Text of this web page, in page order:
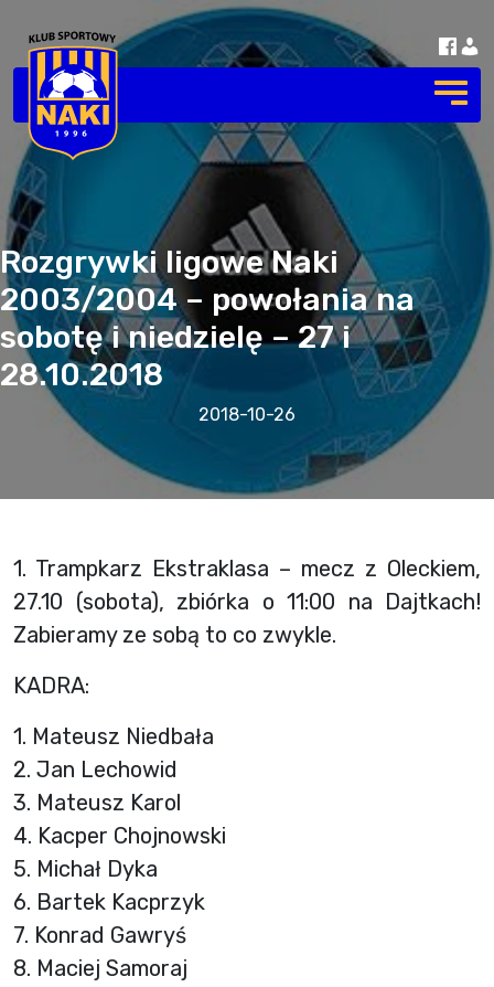
Rozgrywki ligowe Naki
2003/2004 – powołania na
sobotę i niedzielę – 27 i
28.10.2018
2018-10-26
1. Trampkarz Ekstraklasa – mecz z Oleckiem,
27.10 (sobota), zbiórka o 11:00 na Dajtkach!
Zabieramy ze sobą to co zwykle.
KADRA:
1. Mateusz Niedbała
2. Jan Lechowid
3. Mateusz Karol
4. Kacper Chojnowski
5. Michał Dyka
6. Bartek Kacprzyk
7. Konrad Gawryś
8. Maciej Samoraj